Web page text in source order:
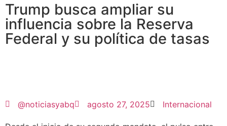
Trump busca ampliar su
influencia sobre la Reserva
Federal y su política de tasas
@noticiasyabq agosto 27, 2025 Internacional